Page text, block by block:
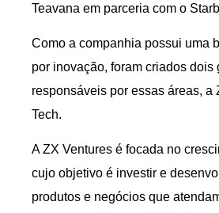
Teavana em parceria com o
Como a companhia possui uma
por inovação, foram criados dois
responsáveis por essas áreas, a
Tech.
A ZX Ventures é focada no
cujo objetivo é investir e
produtos e negócios que